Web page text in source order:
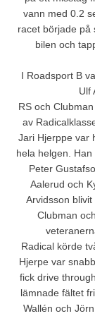
vann med 0.2
racet började på
bilen och
I Roadsport B
Ulf
RS och
av
Jari Hjerppe var
hela helgen.
Peter
Aalerud och
Arvidsson
Clubman
Radical körde
Hjerpe var
fick drive
lämnade fältet
Wallén och